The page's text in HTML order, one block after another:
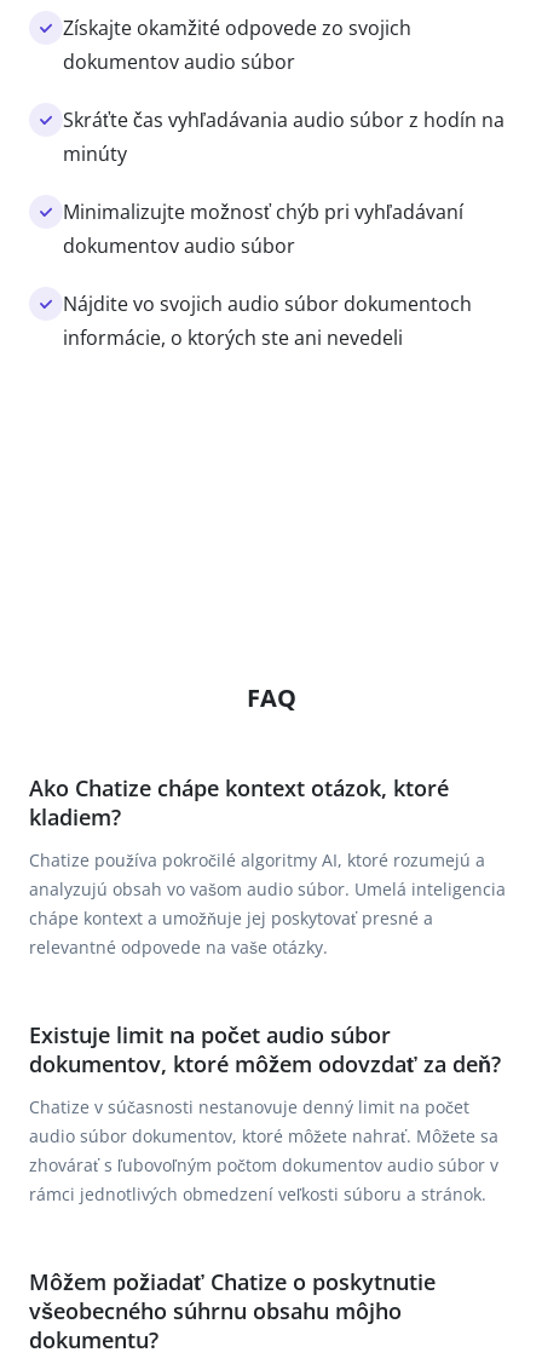
Získajte okamžité odpovede zo svojich
dokumentov audio súbor
Skráťte čas vyhľadávania audio súbor z hodín na
minúty
Minimalizujte možnosť chýb pri vyhľadávaní
dokumentov audio súbor
Nájdite vo svojich audio súbor dokumentoch
informácie, o ktorých ste ani nevedeli
FAQ
Ako Chatize chápe kontext otázok, ktoré
kladiem?
Chatize používa pokročilé algoritmy AI, ktoré rozumejú a
analyzujú obsah vo vašom audio súbor. Umelá inteligencia
chápe kontext a umožňuje jej poskytovať presné a
relevantné odpovede na vaše otázky.
Existuje limit na počet audio súbor
dokumentov, ktoré môžem odovzdať za deň?
Chatize v súčasnosti nestanovuje denný limit na počet
audio súbor dokumentov, ktoré môžete nahrať. Môžete sa
zhovárať s ľubovoľným počtom dokumentov audio súbor v
rámci jednotlivých obmedzení veľkosti súboru a stránok.
Môžem požiadať Chatize o poskytnutie
všeobecného súhrnu obsahu môjho
dokumentu?